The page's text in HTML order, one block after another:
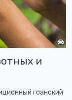
и
гоанский